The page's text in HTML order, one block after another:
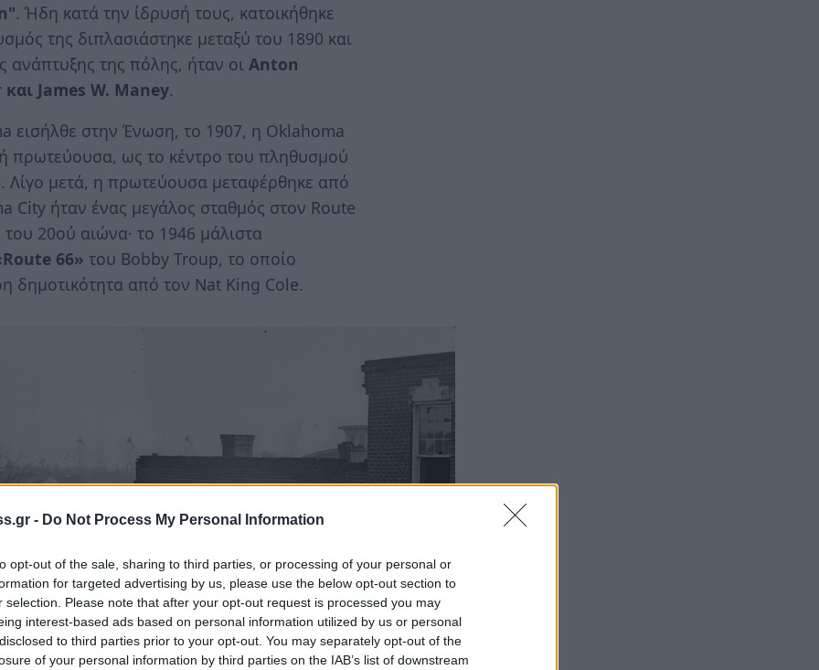
- Do Not Process My Personal Information
opt-out of the sale, sharing to third parties, or processing of your personal or
for targeted advertising by us, please use the below opt-out section to
selection. Please note that after your opt-out request is processed you may
interest-based ads based on personal information utilized by us or personal
to third parties prior to your opt-out. You may separately opt-out of the
of your personal information by third parties on the IAB’s list of downstream
. Ήδη κατά την ίδρυσή τους, κατοικήθηκε
της διπλασιάστηκε μεταξύ του 1890 και
της πόλης, ήταν οι Anton
James W. Maney.
εισήλθε στην Ένωση, το 1907, η Oklahoma
πρωτεύουσα, ως το κέντρο του πληθυσμού
Λίγο μετά, η πρωτεύουσα μεταφέρθηκε από
City ήταν ένας μεγάλος σταθμός στον Route
20ού αιώνα· το 1946 μάλιστα
66» του Bobby Troup, το οποίο
δημοτικότητα από τον Nat King Cole.